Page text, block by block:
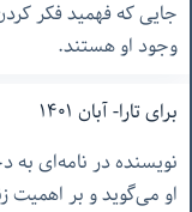
جایی که فهمید فکر
وجود او هستند.
برای تارا- آبان ١۴٠١
نویسنده در نامه‌ای
او می‌گوید و بر اهمیت